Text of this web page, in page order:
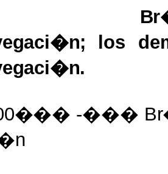
los
-���